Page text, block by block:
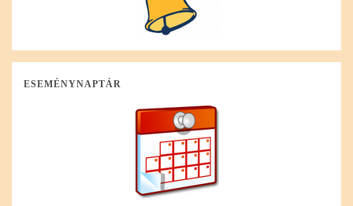
ESEMÉNYNAPTÁR